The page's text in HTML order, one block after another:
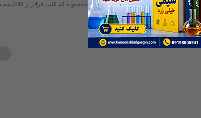
ها می باشند . دارای قدرت کاتالیتیک فوق العاده بوده که اغلب فراتر از کاتالیست
خود ویژگی بالایی دارند . بدون وجود این ...